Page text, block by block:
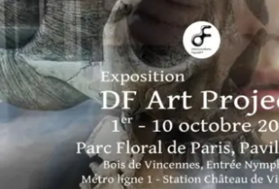
SERVICES
CRÉER SON CATALOGUE
ABONNEMENTS DÉDIÉS AUX
CRÉER SON SITE
CRÉER SON CATALOGUE